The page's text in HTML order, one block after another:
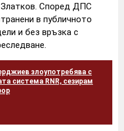
Според ДПС
в публичното
и без връзка с
злоупотребява с
система RNR, сезирам